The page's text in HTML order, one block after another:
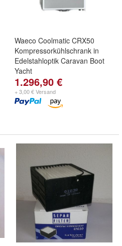
Waeco Coolmatic CRX50
Kompressorkühlschrank in
Edelstahloptik Caravan Boot
Yacht
1.296,90 €
+ 3,00 € Versand